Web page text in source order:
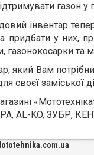
газон
інвентар
придбати у них,
газонокосарки та
який Вам
своєї заміської
AL-KO, ЗУБР,